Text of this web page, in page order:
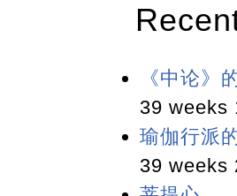
《中论》
39 weeks
瑜伽行派
39 weeks